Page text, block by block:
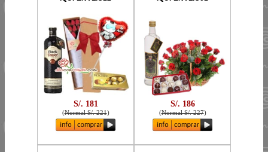
S/. 181
(Normal S/. 221)
S/. 186
(Normal S/. 227)